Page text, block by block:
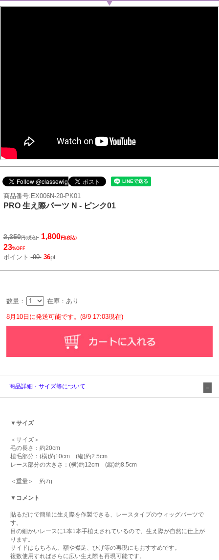
商品番号:EX006N-20-PK01
PRO 生え際パーツ N - ピンク01
2,350円(税込) 1,800円(税込)
23%OFF
ポイント:90 36pt
数量： 在庫：あり
8月10日に発送可能です。(8/9 17:03現在)
商品詳細・サイズ等について
▼サイズ
＜サイズ＞
毛の長さ：約20cm
植毛部分：(横)約10cm (縦)約2.5cm
レース部分の大きさ：(横)約12cm (縦)約8.5cm
＜重量＞ 約7g
▼コメント
貼るだけで簡単に生え際を作製できる、レースタイプのウィッグパーツで
す。
目の細かいレースに1本1本手植えされているので、生え際が自然に仕上が
ります。
サイドはもちろん、額や襟足、ひげ等の再現にもおすすめです。
複数使用すればさらに広い生え際も再現可能です。